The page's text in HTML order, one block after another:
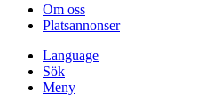
Om oss
Platsannonser
Language
Sök
Meny